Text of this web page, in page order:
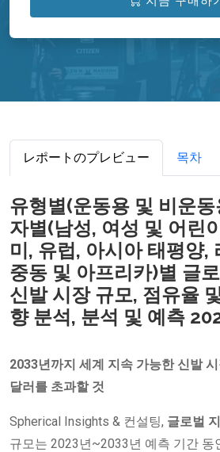
レポートのプレビュー 목차
유형별(운동용 및 비운
자별(남성, 여성 및 어린
미, 유럽, 아시아 태평양,
중동 및 아프리카)별 글
신발 시장 규모, 점유율
향 분석, 분석 및 예측
2033년까지 세계 지속 가능한 신발
달러를 초과할 것
Spherical Insights & 컨설팅, 글로벌
규모는 2023년~2033년 예측 기간 동